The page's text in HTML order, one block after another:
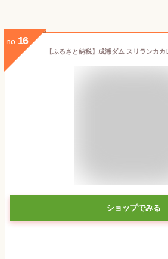
no. 16
【ふるさと納税】成瀬ダム スリランカ
ショップでみる